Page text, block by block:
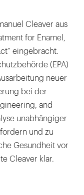
Cleaver aus
for Enamel,
eingebracht.
(EPA)
neuer
bei der
and
unabhängiger
und zu
Gesundheit vor
Cleaver klar.